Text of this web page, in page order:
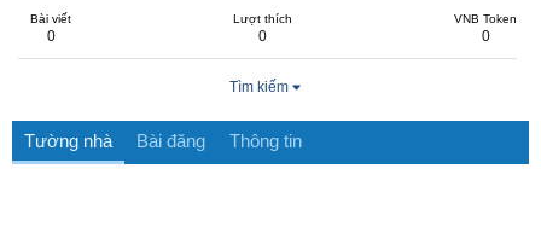
Bài viết
0
Lượt thích
0
VNB Token
0
Tìm kiếm
Tường nhà Bài đăng Thông tin